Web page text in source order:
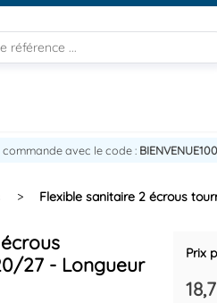
avec le code : BIENVENUE100
> Flexible sanitaire 2 écrous
27 - Longueur
Prix